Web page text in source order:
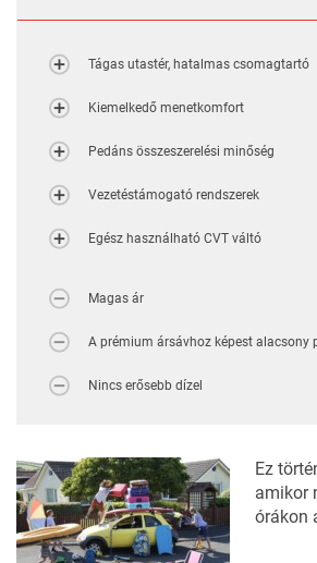
Tágas utastér, hatalmas csomagtartó
Kiemelkedő menetkomfort
Pedáns összeszerelési minőség
Vezetéstámogató rendszerek
Egész használható CVT váltó
Magas ár
A prémium ársávhoz képest alacsony
Nincs erősebb dízel
Ez
amikor
órákon